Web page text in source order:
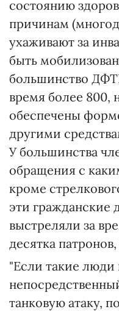
состоянию
причинам
ухаживают за
быть
большинство
время более 800,
обеспечены
другими
У большинства
обращения с
кроме
эти гражданские
выстреляли за
десятка
"Если такие люди
танковую атаку,